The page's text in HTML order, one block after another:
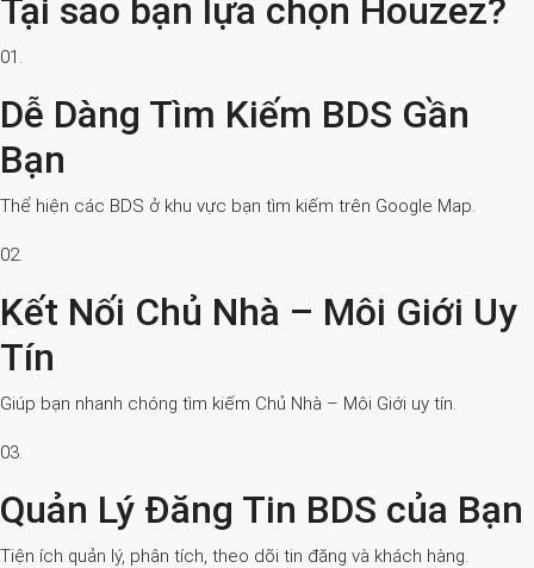
Tại sao bạn lựa chọn Houzez?
01.
Dễ Dàng Tìm Kiếm BDS Gần
Bạn
Thể hiện các BDS ở khu vực bạn tìm kiếm trên Google Map.
02.
Kết Nối Chủ Nhà – Môi Giới Uy
Tín
Giúp bạn nhanh chóng tìm kiếm Chủ Nhà – Môi Giới uy tín.
03.
Quản Lý Đăng Tin BDS của Bạn
Tiện ích quản lý, phân tích, theo dõi tin đăng và khách hàng.